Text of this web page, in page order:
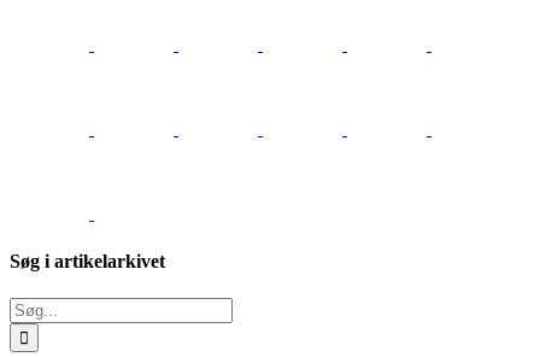
Søg i artikelarkivet
Søg
efter: